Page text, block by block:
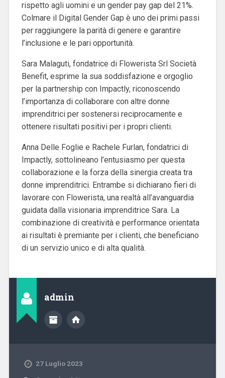
rispetto agli uomini e un gender pay gap del 21%.
Colmare il Digital Gender Gap è uno dei primi passi
per raggiungere la parità di genere e garantire
l’inclusione e le pari opportunità.
Sara Malaguti, fondatrice di Flowerista Srl Società
Benefit, esprime la sua soddisfazione e orgoglio
per la partnership con Impactly, riconoscendo
l’importanza di collaborare con altre donne
imprenditrici per sostenersi reciprocamente e
ottenere risultati positivi per i propri clienti.
Anna Delle Foglie e Rachele Furlan, fondatrici di
Impactly, sottolineano l’entusiasmo per questa
collaborazione e la forza della sinergia creata tra
donne imprenditrici. Entrambe si dichiarano fieri di
lavorare con Flowerista, una realtà all’avanguardia
guidata dalla visionaria imprenditrice Sara. La
combinazione di creatività e performance orientata
ai risultati è premiante per i clienti, che beneficiano
di un servizio unico e di alta qualità.
admin
27 Luglio 2023